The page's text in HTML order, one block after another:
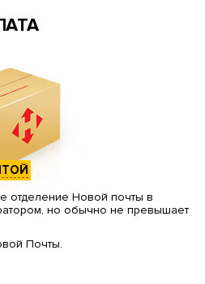
отделение Новой почты в
но обычно не превышает
Почты.